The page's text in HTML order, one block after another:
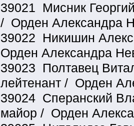
39021 Мисник
/ Орден Александра
39022 Никишин
Орден Александра
39023 Полтавец
лейтенант / Орден
39024 Сперанский
майор / Орден